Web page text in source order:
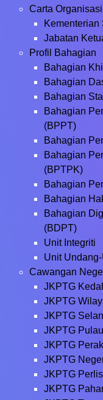
Carta Organisasi
Kementerian
Jabatan
Profil Bahagian
Bahagian
Bahagian
Bahagian
Bahagian
(BPPT)
Bahagian
Bahagian
(BPTPK)
Bahagian
Bahagian
Bahagian
(BDPT)
Unit Integriti
Unit
Cawangan
JKPTG
JKPTG
JKPTG
JKPTG
JKPTG Perak
JKPTG
JKPTG Perlis
JKPTG